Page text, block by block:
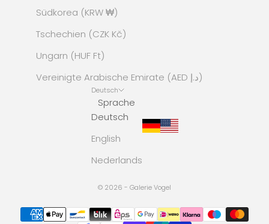
Südkorea (KRW ₩)
Tschechien (CZK Kč)
Ungarn (HUF Ft)
Vereinigte Arabische Emirate (AED د.إ)
Deutsch
Sprache
Deutsch
English
Nederlands
© 2026 - Galerie Vogel